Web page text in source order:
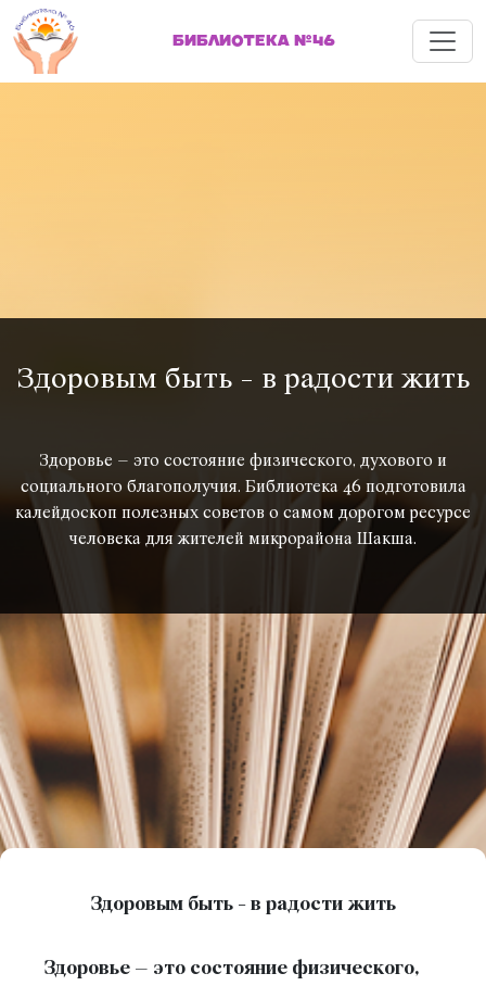
БИБЛИОТЕКА №46 Меню
Здоровым быть - в радости жить
Здоровье – это состояние физического, духового и
социального благополучия. Библиотека 46 подготовила
калейдоскоп полезных советов о самом дорогом ресурсе
человека для жителей микрорайона Шакша.
Здоровым быть - в радости жить
Здоровье – это состояние физического,